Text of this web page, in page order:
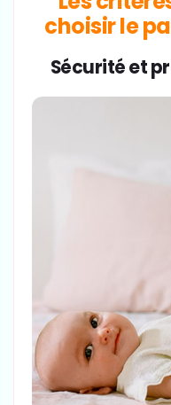
choisir le
Sécurité et